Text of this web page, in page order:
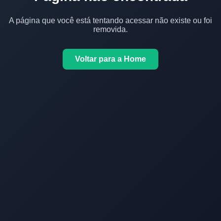
A página que você está tentando acessar não existe ou foi
removida.
Voltar para a Home